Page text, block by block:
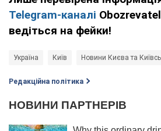
Telegram-каналі
ведіться на фейки!
Україна Київ Новини Києва та
Редакційна політика